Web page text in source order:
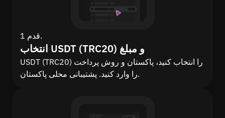
قدم 1.
انتخاب USDT (TRC20) و مبلغ
USDT (TRC20) را انتخاب کنید، پاکستان و روش پرداخت
را وارد کنید. پشتیبانی محلی پاکستان.